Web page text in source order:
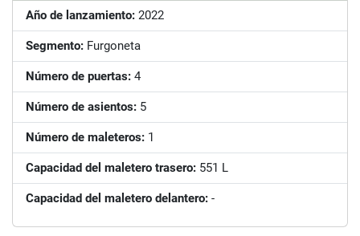
Año de lanzamiento: 2022
Segmento: Furgoneta
Número de puertas: 4
Número de asientos: 5
Número de maleteros: 1
Capacidad del maletero trasero: 551 L
Capacidad del maletero delantero: -